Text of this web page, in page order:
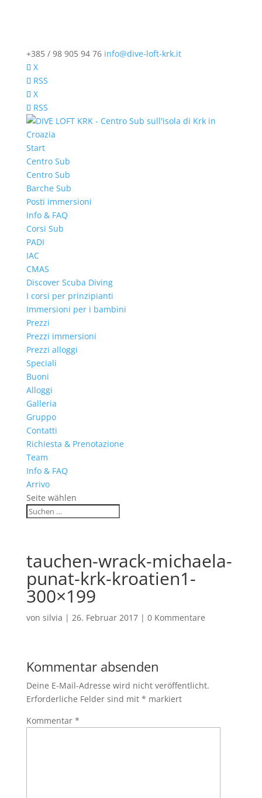
+385 / 98 905 94 76 info@dive-loft-krk.it
X
RSS
X
RSS
Start
Centro Sub
Centro Sub
Barche Sub
Posti immersioni
Info & FAQ
Corsi Sub
PADI
IAC
CMAS
Discover Scuba Diving
I corsi per prinzipianti
Immersioni per i bambini
Prezzi
Prezzi immersioni
Prezzi alloggi
Speciali
Buoni
Alloggi
Galleria
Gruppo
Contatti
Richiesta & Prenotazione
Team
Info & FAQ
Arrivo
Seite wählen
tauchen-wrack-michaela-
punat-krk-kroatien1-
300×199
von silvia | 26. Februar 2017| 0 Kommentare
Kommentar absenden
Deine E-Mail-Adresse wird nicht veröffentlicht.
Erforderliche Felder sind mit * markiert
Kommentar *